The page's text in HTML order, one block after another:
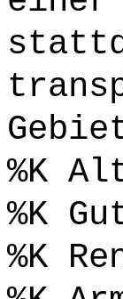
%K
%K
%K